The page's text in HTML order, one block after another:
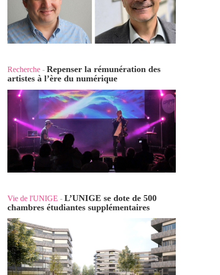
Recherche - Repenser la rémunération des
artistes à l’ère du numérique
Vie de l'UNIGE - L’UNIGE se dote de 500
chambres étudiantes supplémentaires